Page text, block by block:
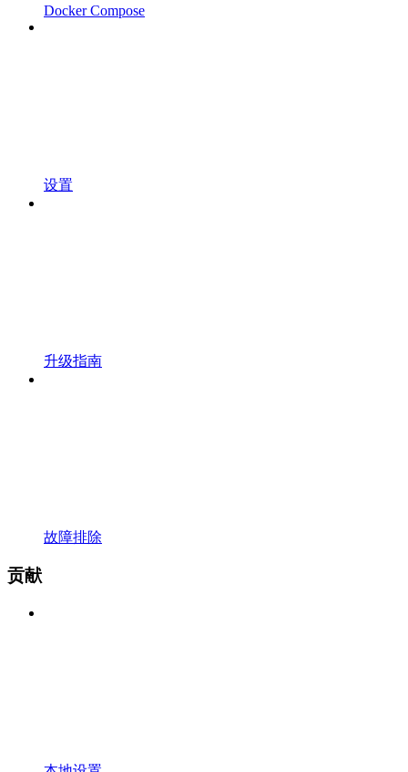
Docker Compose
设置
升级指南
故障排除
贡献